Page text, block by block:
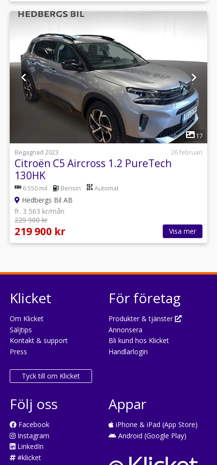
1
17
Begagnad 2023
26 februari
Citroën C5 Aircross 1.2 PureTech
130HK
6 550 mil Bensin Automat
Hedbergs Bil AB
fr. 3 563 kr/mån
229 900 kr
219 900 kr Visa mer
Klicket
Om Klicket
Säljtips
Kontakt & support
Press
Tyck till om Klicket
För företag
Produkter & tjänster
Annonsera
Bli kund hos Klicket
Handlarlogin
Följ oss
Facebook
Instagram
LinkedIn
#klicket
Appar
iPhone & iPad (App Store)
Android (Google Play)